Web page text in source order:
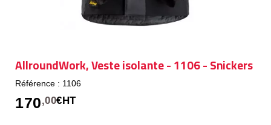
AllroundWork, Veste isolante - 1106 - Snickers
Référence : 1106
170,00€HT